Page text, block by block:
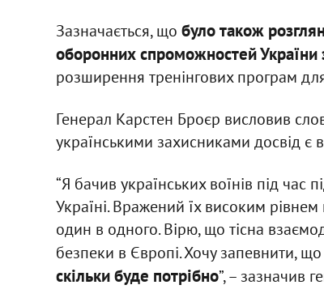
Зазначається, що було також
оборонних спроможностей
розширення тренінгових програм
Генерал Карстен Броєр висловив
українськими захисниками досвід
“Я бачив українських воїнів під час
Україні. Вражений їх високим
один в одного. Вірю, що тісна
безпеки в Європі. Хочу запевнити, що
скільки буде потрібно”, – зазначив